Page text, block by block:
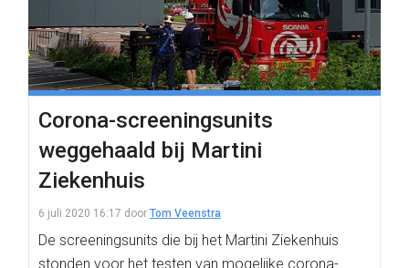
Corona-screeningsunits
weggehaald bij Martini
Ziekenhuis
6 juli 2020 16:17 door Tom Veenstra
De screeningsunits die bij het Martini Ziekenhuis
stonden voor het testen van mogelijke corona-